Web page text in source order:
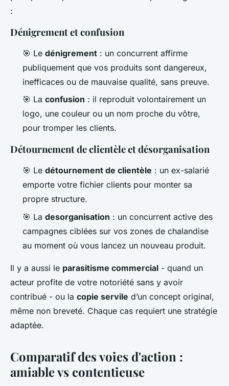
:
Dénigrement et confusion
🎯 Le dénigrement : un concurrent affirme
publiquement que vos produits sont dangereux,
inefficaces ou de mauvaise qualité, sans preuve.
🎯 La confusion : il reproduit volontairement un
logo, une couleur ou un nom proche du vôtre,
pour tromper les clients.
Détournement de clientèle et désorganisation
🎯 Le détournement de clientèle : un ex-salarié
emporte votre fichier clients pour monter sa
propre structure.
🎯 La desorganisation : un concurrent active des
campagnes ciblées sur vos zones de chalandise
au moment où vous lancez un nouveau produit.
Il y a aussi le parasitisme commercial - quand un
acteur profite de votre notoriété sans y avoir
contribué - ou la copie servile d’un concept original,
même non breveté. Chaque cas requiert une stratégie
adaptée.
Comparatif des voies d'action :
amiable vs contentieuse